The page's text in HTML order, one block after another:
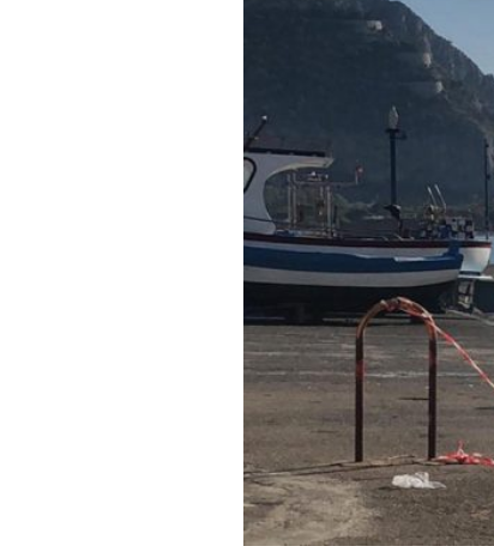
Europa
Mondiali calcio 2026